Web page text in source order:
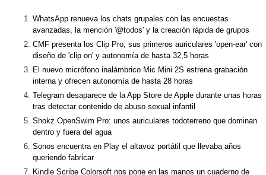
WhatsApp renueva los chats grupales con las encuestas
avanzadas, la mención '@todos' y la creación rápida de grupos
CMF presenta los Clip Pro, sus primeros auriculares 'open-ear' con
diseño de 'clip on' y autonomía de hasta 32,5 horas
El nuevo micrófono inalámbrico Mic Mini 2S estrena grabación
interna y ofrecen autonomía de hasta 28 horas
Telegram desaparece de la App Store de Apple durante unas horas
tras detectar contenido de abuso sexual infantil
Shokz OpenSwim Pro: unos auriculares todoterreno que dominan
dentro y fuera del agua
Sonos encuentra en Play el altavoz portátil que llevaba años
queriendo fabricar
Kindle Scribe Colorsoft nos pone en las manos un cuaderno de